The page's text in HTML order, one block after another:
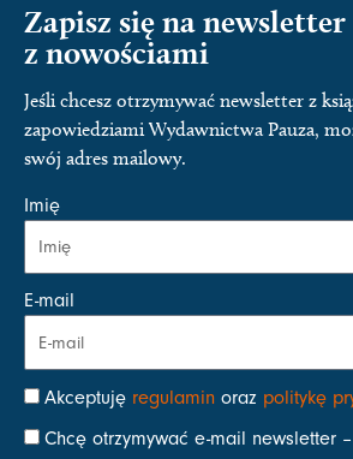
Zapisz się na newsletter
z nowościami
Jeśli chcesz otrzymywać newsletter z
zapowiedziami Wydawnictwa Pauza,
swój adres mailowy.
Imię
E-mail
Akceptuję regulamin oraz politykę
Chcę otrzymywać e-mail newsletter